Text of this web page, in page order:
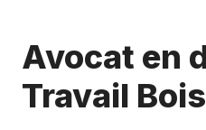
Avocat en
Travail